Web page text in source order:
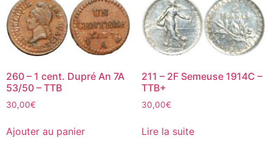
260 – 1 cent. Dupré An 7A
53/50 – TTB
30,00€
Ajouter au panier
211 – 2F Semeuse 1914C –
TTB+
30,00€
Lire la suite